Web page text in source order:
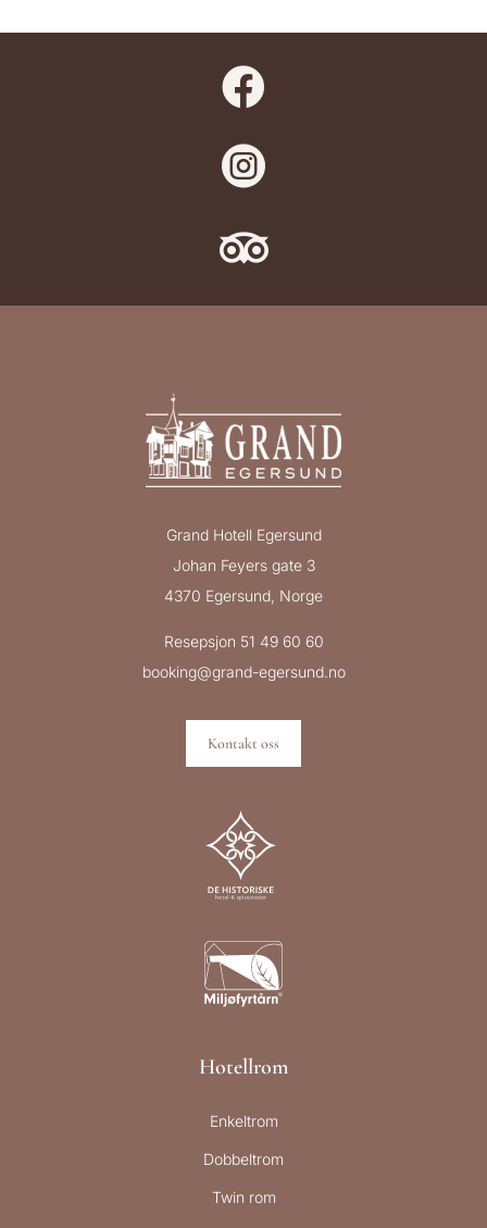



Grand Hotell Egersund
Johan Feyers gate 3
4370 Egersund, Norge
Resepsjon 51 49 60 60
booking@grand-egersund.no
Kontakt oss
Hotellrom
Enkeltrom
Dobbeltrom
Twin rom